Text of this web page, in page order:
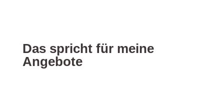
Das spricht für meine
Angebote